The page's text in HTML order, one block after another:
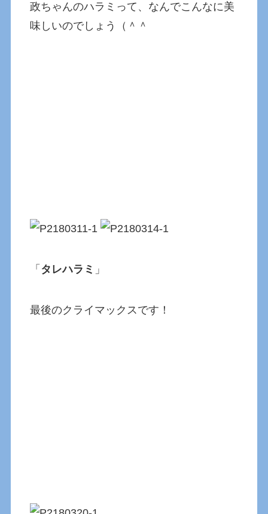
政ちゃんのハラミって、なんでこんなに美
味しいのでしょう（＾＾
「 タレハラミ 」
最後のクライマックスです！